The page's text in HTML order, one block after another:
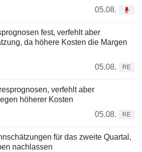
05.08.
fest, verfehlt aber
da höhere Kosten die Margen
05.08.
RE
verfehlt aber
höherer Kosten
05.08.
RE
für das zweite Quartal,
nachlassen